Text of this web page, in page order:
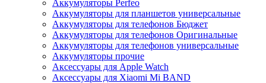
Аккумуляторы Perfeo
Аккумуляторы для планшетов универсальные
Аккумуляторы для телефонов Бюджет
Аккумуляторы для телефонов Оригинальные
Аккумуляторы для телефонов универсальные
Аккумуляторы прочие
Аксессуары для Apple Watch
Аксессуары для Xiaomi Mi BAND